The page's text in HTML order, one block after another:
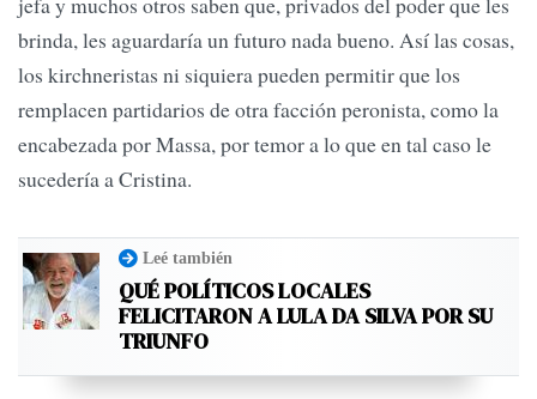
brinda, les aguardaría un futuro nada bueno. Así las cosas,
los kirchneristas ni siquiera pueden permitir que los
remplacen partidarios de otra facción peronista, como la
encabezada por Massa, por temor a lo que en tal caso le
sucedería a Cristina.
Leé también
QUÉ POLÍTICOS LOCALES
FELICITARON A LULA DA SILVA POR SU
TRIUNFO